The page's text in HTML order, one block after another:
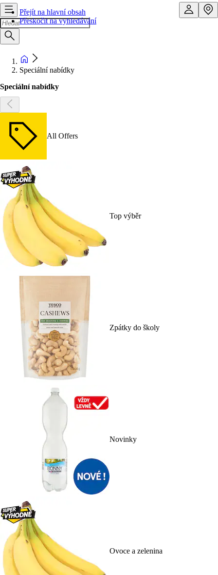
Přejít na hlavní obsah
Přeskočit na vyhledávání
Speciální nabídky
Speciální nabídky
All Offers
Top výběr
Zpátky do školy
Novinky
Ovoce a zelenina